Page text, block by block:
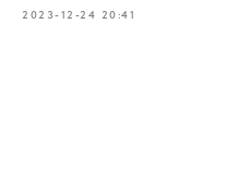
2023-12-24 20:41